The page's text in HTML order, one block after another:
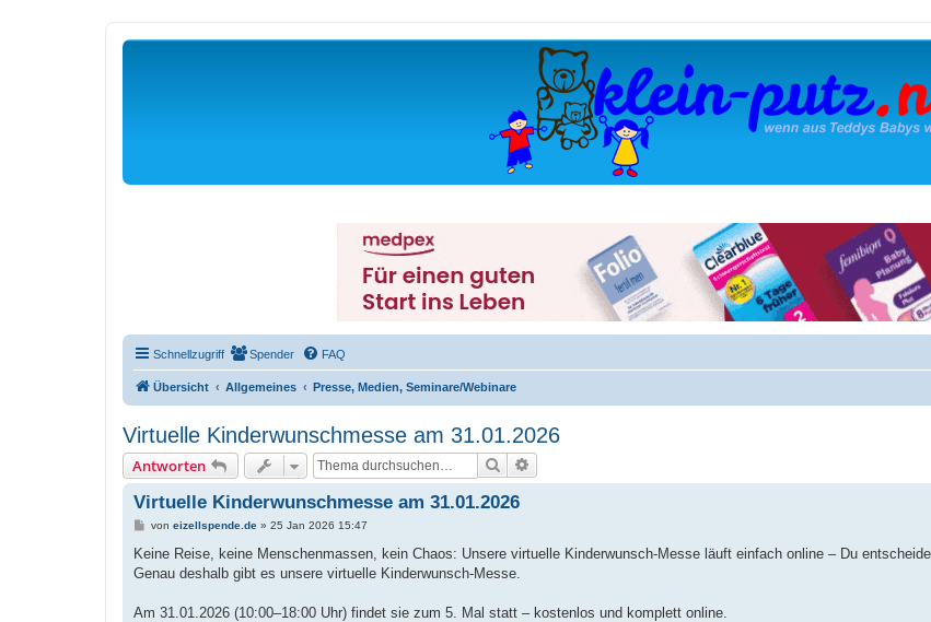
Schnellzugriff Spender FAQ
Übersicht Allgemeines Presse, Medien, Seminare/Webinare
Virtuelle Kinderwunschmesse am 31.01.2026
Antworten Suche
Virtuelle Kinderwunschmesse am 31.01.2026
B
i
r
von eizellspende.de» 25 Jan 2026 15:47
Keine Reise, keine Menschenmassen, kein Chaos: Unsere virtuelle Kinderwunsch-Messe läuft einfach online – Du
Genau deshalb gibt es unsere virtuelle Kinderwunsch-Messe.
Am 31.01.2026 (10:00–18:00 Uhr) findet sie zum 5. Mal statt – kostenlos und komplett online.